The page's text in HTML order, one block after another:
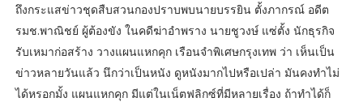
ถึงกระแสข่าวชุดสืบสวนกองปราบพบนายบรรยิน ตั้งภากรณ์ อดีต
รมช.พาณิชย์ ผู้ต้องขัง ในคดีฆ่าอำพราง นายชูวงษ์ แซ่ตั้ง นักธุรกิจ
รับเหมาก่อสร้าง วางแผนแหกคุก เรือนจำพิเศษกรุงเทพ ว่า เห็นเป็น
ข่าวหลายวันแล้ว นึกว่าเป็นหนัง ดูหนังมากไปหรือเปล่า มันคงทำไม่
ได้หรอกมั้ง แผนแหกคุก มีแต่ในเน็ตฟลิกซ์ที่มีหลายเรื่อง ถ้าทำได้ก็